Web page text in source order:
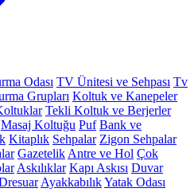
Odası TV Ünitesi ve Sehpası Tv
Grupları Koltuk ve Kanepeler
Tekli Koltuk ve Berjerler
Masaj Koltuğu Puf Bank ve
Kitaplık Sehpalar Zigon Sehpalar
Gazetelik Antre ve Hol Çok
Askılıklar Kapı Askısı Duvar
AyakkabılıkYatak Odası